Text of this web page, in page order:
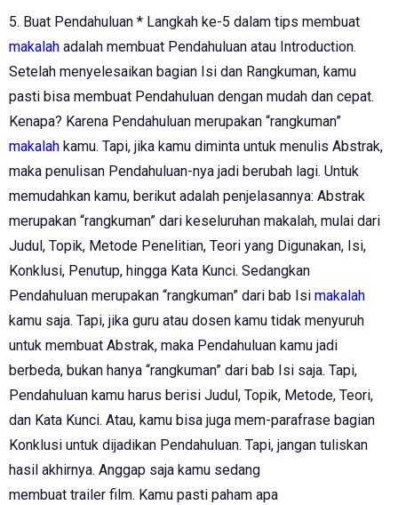
5. Buat Pendahuluan * Langkah ke-5 dalam tips membuat
makalah adalah membuat Pendahuluan atau Introduction.
Setelah menyelesaikan bagian Isi dan Rangkuman, kamu
pasti bisa membuat Pendahuluan dengan mudah dan cepat.
Kenapa? Karena Pendahuluan merupakan “rangkuman”
makalah kamu. Tapi, jika kamu diminta untuk menulis Abstrak,
maka penulisan Pendahuluan-nya jadi berubah lagi. Untuk
memudahkan kamu, berikut adalah penjelasannya: Abstrak
merupakan “rangkuman” dari keseluruhan makalah, mulai dari
Judul, Topik, Metode Penelitian, Teori yang Digunakan, Isi,
Konklusi, Penutup, hingga Kata Kunci. Sedangkan
Pendahuluan merupakan “rangkuman” dari bab Isi makalah
kamu saja. Tapi, jika guru atau dosen kamu tidak menyuruh
untuk membuat Abstrak, maka Pendahuluan kamu jadi
berbeda, bukan hanya “rangkuman” dari bab Isi saja. Tapi,
Pendahuluan kamu harus berisi Judul, Topik, Metode, Teori,
dan Kata Kunci. Atau, kamu bisa juga mem-parafrase bagian
Konklusi untuk dijadikan Pendahuluan. Tapi, jangan tuliskan
hasil akhirnya. Anggap saja kamu sedang
membuat trailer film. Kamu pasti paham apa